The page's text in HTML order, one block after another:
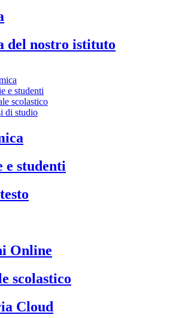
del nostro istituto
e studenti
scolastico
di studio
e studenti
Online
scolastico
Cloud